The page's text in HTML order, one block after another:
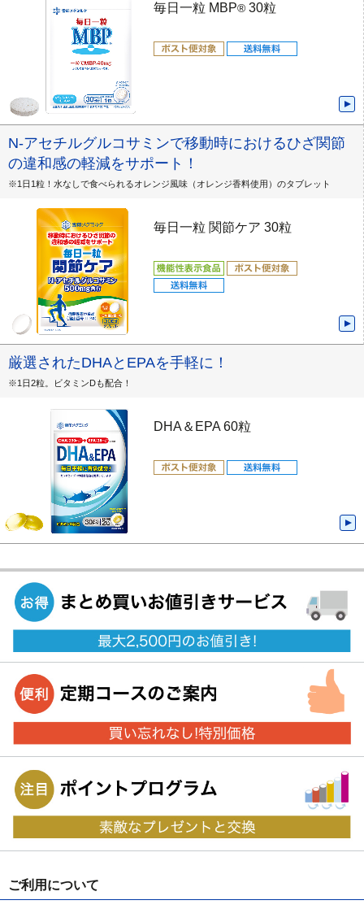
毎日一粒 MBP®30粒
N-アセチルグルコサミンで移動時におけるひざ関節
の違和感の軽減をサポート！
※1日1粒！水なしで食べられるオレンジ風味（オレンジ香料使用）のタブレット
毎日一粒 関節ケア 30粒
厳選されたDHAとEPAを手軽に！
※1日2粒。ビタミンDも配合！
DHA＆EPA 60粒
ご利用について